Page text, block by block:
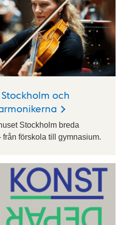
och
Stockholm breda
från förskola till gymnasium.